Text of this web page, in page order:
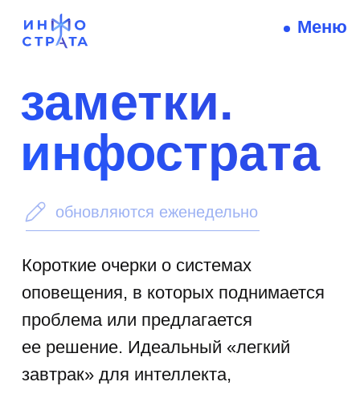
инфострата
оповещения, в которых поднимается
проблема или предлагается
завтрак» для интеллекта,
не отнимающий много времени,
но существенно расширяющий
кругозор.
обновляются еженедельно